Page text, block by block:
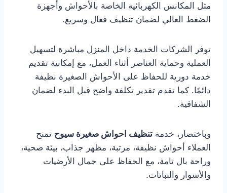
مثل المكانس الكهربائية الخاصة بالأحواش وأجهزة
الضغط العالي لضمان تنظيف فعال وسريع.
توفر الشركات الخدمة داخل المنزل مباشرة لتسهيل
العملية وحماية العناصر أثناء العمل، مع إمكانية تقديم
خدمة دورية للحفاظ على الأحواش الصغيرة نظيفة
دائمًا. كما تقدم تقدير تكلفة واضح قبل البدء لضمان
الشفافية.
وباختصار، خدمة تنظيف احواش صغيرة سيوح تمنح
العملاء أحواش نظيفة، مرتبة، مظهر جذاب، بيئة صحية،
وراحة بال تامة، مع الحفاظ على جمال الأرضيات
والأسوار والنباتات.